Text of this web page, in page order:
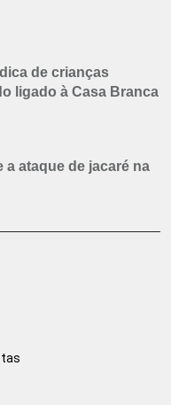
de crianças
ligado à Casa Branca
ataque de jacaré na